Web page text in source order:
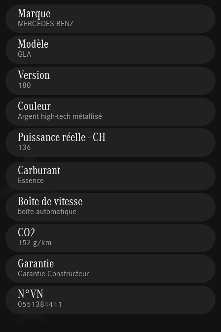
Marque
MERCEDES-BENZ
Modèle
GLA
Version
180
Couleur
Argent high-tech métallisé
Puissance réelle - CH
136
Carburant
Essence
Boîte de vitesse
boîte automatique
CO2
152 g/km
Garantie
Garantie Constructeur
N°VN
0551384441